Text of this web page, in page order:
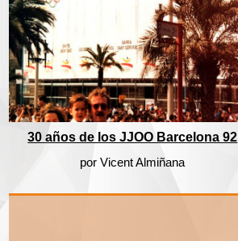
30 años de los JJOO Barcelona 92
por Vicent Almiñana